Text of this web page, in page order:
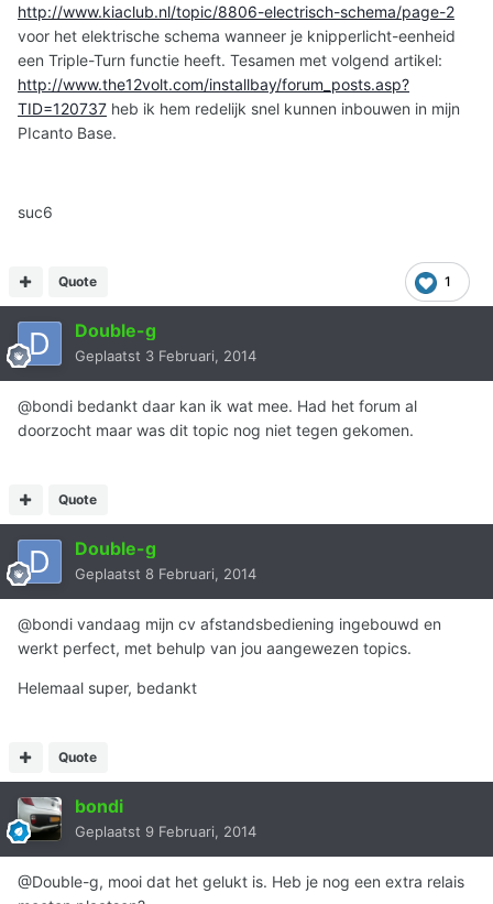
http://www.kiaclub.nl/topic/8806-electrisch-schema/page-2
voor het elektrische schema wanneer je knipperlicht-eenheid
een Triple-Turn functie heeft. Tesamen met volgend artikel:
http://www.the12volt.com/installbay/forum_posts.asp?
TID=120737 heb ik hem redelijk snel kunnen inbouwen in mijn
PIcanto Base.
suc6
1
Quote
Double-g
Geplaatst 3 Februari, 2014
@bondi bedankt daar kan ik wat mee. Had het forum al
doorzocht maar was dit topic nog niet tegen gekomen.
Quote
Double-g
Geplaatst 8 Februari, 2014
@bondi vandaag mijn cv afstandsbediening ingebouwd en
werkt perfect, met behulp van jou aangewezen topics.
Helemaal super, bedankt
Quote
bondi
Geplaatst 9 Februari, 2014
@Double-g, mooi dat het gelukt is. Heb je nog een extra relais